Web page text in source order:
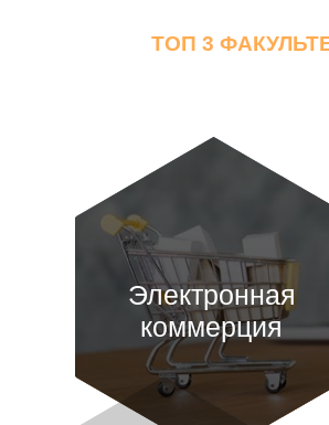
ТОП 3
Электронная
коммерция